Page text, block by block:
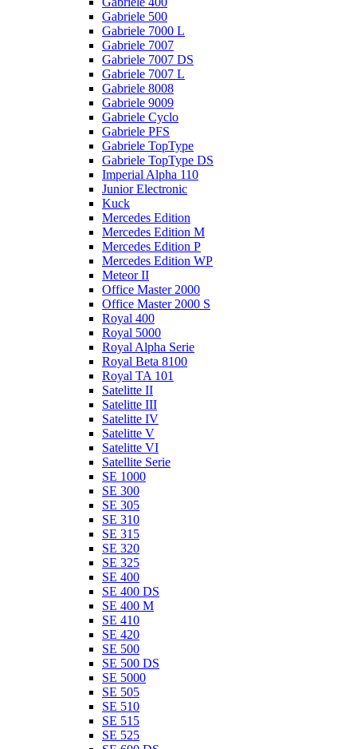
Gabriele 500
Gabriele 7000 L
Gabriele 7007
Gabriele 7007 DS
Gabriele 7007 L
Gabriele 8008
Gabriele 9009
Gabriele Cyclo
Gabriele PFS
Gabriele TopType
Gabriele TopType DS
Imperial Alpha 110
Junior Electronic
Kuck
Mercedes Edition
Mercedes Edition M
Mercedes Edition P
Mercedes Edition WP
Meteor II
Office Master 2000
Office Master 2000 S
Royal 400
Royal 5000
Royal Alpha Serie
Royal Beta 8100
Royal TA 101
Satelitte II
Satelitte III
Satelitte IV
Satelitte V
Satelitte VI
Satellite Serie
SE 1000
SE 300
SE 305
SE 310
SE 315
SE 320
SE 325
SE 400
SE 400 DS
SE 400 M
SE 410
SE 420
SE 500
SE 500 DS
SE 5000
SE 505
SE 510
SE 515
SE 525